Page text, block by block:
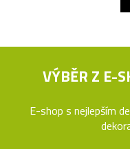
VÝBĚR Z E-
E-shop s nejlepším